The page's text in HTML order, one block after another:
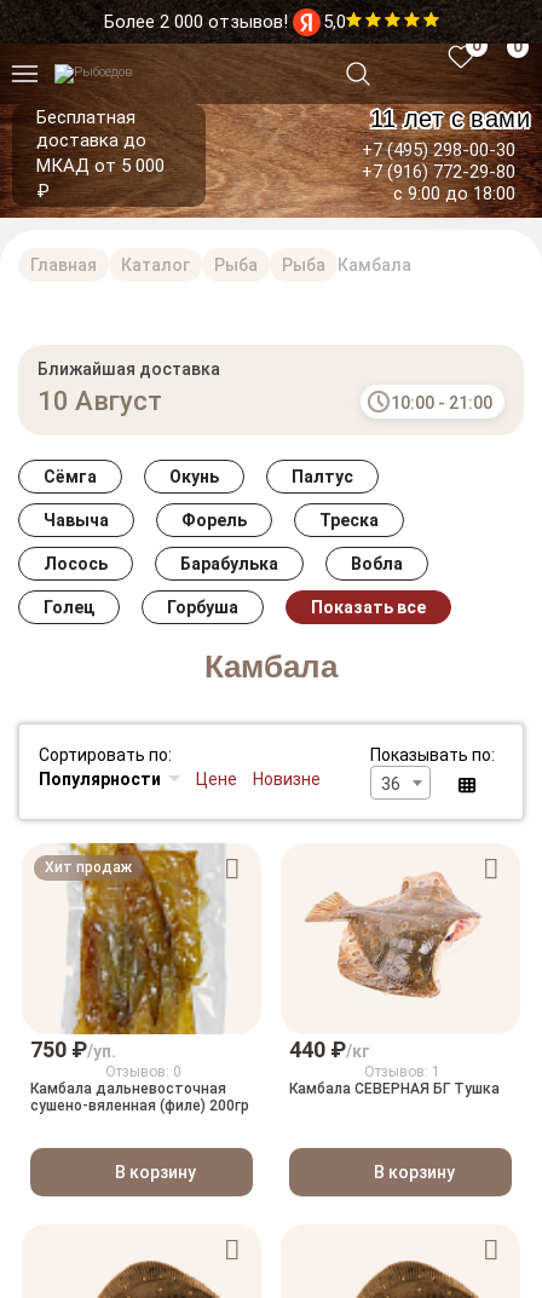
Более 2 000 отзывов! 5,0
Бесплатная
доставка до
МКАД от 5 000
₽
11 лет с вами
+7 (495) 298-00-30
+7 (916) 772-29-80
с 9:00 до 18:00
0 0
Главная Каталог Рыба Рыба Камбала
Камбала
Сёмга Окунь Палтус
Чавыча Форель Треска
Лосось Барабулька Вобла
Голец Горбуша Показать все
Ближайшая доставка
10 Август 10:00 - 21:00
Сортировать по:
Популярности
Цене Новизне
Показывать по:
36
Хит продаж
750 ₽/уп.
Отзывов: 0
Камбала дальневосточная
сушено-вяленная (филе) 200гр
В корзину
440 ₽/кг
Отзывов: 1
Камбала СЕВЕРНАЯ БГ Тушка
В корзину